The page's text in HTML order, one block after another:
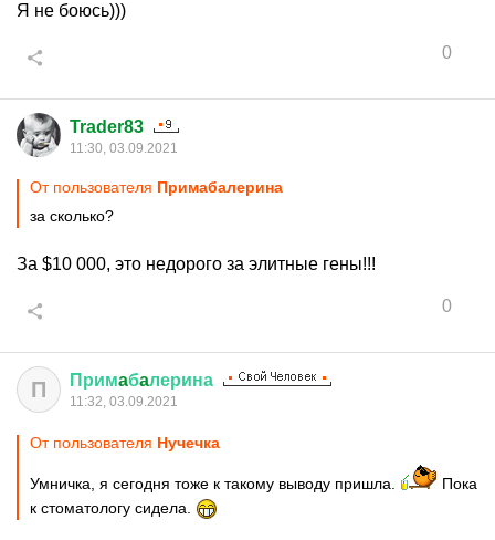
Я не боюсь)))
0
Trader83
11:30, 03.09.2021
От пользователя Примaбaлерина
за сколько?
За $10 000, это недорого за элитные гены!!!
0
П Примaбaлерина
11:32, 03.09.2021
От пользователя Нучечка
Умничка, я сегодня тоже к такому выводу пришла.
Пока
к стоматологу сидела.